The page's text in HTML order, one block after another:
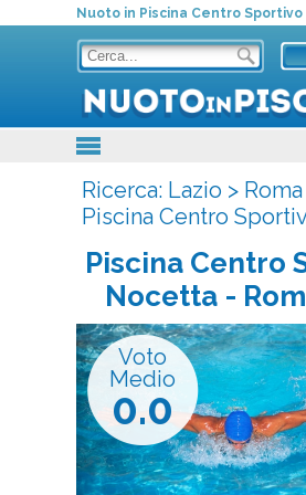
Nuoto in Piscina Centro
Ricerca: Lazio > Roma
Piscina Centro
Piscina Centro
Nocetta-
Voto
Medio
0.0